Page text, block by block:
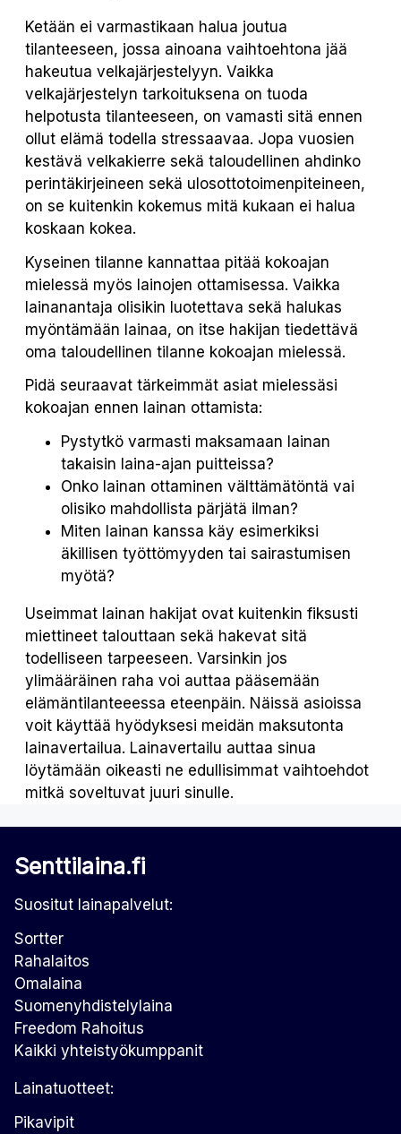
Ketään ei varmastikaan halua joutua
tilanteeseen, jossa ainoana vaihtoehtona jää
hakeutua velkajärjestelyyn. Vaikka
velkajärjestelyn tarkoituksena on tuoda
helpotusta tilanteeseen, on vamasti sitä ennen
ollut elämä todella stressaavaa. Jopa vuosien
kestävä velkakierre sekä taloudellinen ahdinko
perintäkirjeineen sekä ulosottotoimenpiteineen,
on se kuitenkin kokemus mitä kukaan ei halua
koskaan kokea.
Kyseinen tilanne kannattaa pitää kokoajan
mielessä myös lainojen ottamisessa. Vaikka
lainanantaja olisikin luotettava sekä halukas
myöntämään lainaa, on itse hakijan tiedettävä
oma taloudellinen tilanne kokoajan mielessä.
Pidä seuraavat tärkeimmät asiat mielessäsi
kokoajan ennen lainan ottamista:
Pystytkö varmasti maksamaan lainan
takaisin laina-ajan puitteissa?
Onko lainan ottaminen välttämätöntä vai
olisiko mahdollista pärjätä ilman?
Miten lainan kanssa käy esimerkiksi
äkillisen työttömyyden tai sairastumisen
myötä?
Useimmat lainan hakijat ovat kuitenkin fiksusti
miettineet talouttaan sekä hakevat sitä
todelliseen tarpeeseen. Varsinkin jos
ylimääräinen raha voi auttaa pääsemään
elämäntilanteeessa eteenpäin. Näissä asioissa
voit käyttää hyödyksesi meidän maksutonta
lainavertailua. Lainavertailu auttaa sinua
löytämään oikeasti ne edullisimmat vaihtoehdot
mitkä soveltuvat juuri sinulle.
Senttilaina.fi
Suositut lainapalvelut:
Sortter
Rahalaitos
Omalaina
Suomenyhdistelylaina
Freedom Rahoitus
Kaikki yhteistyökumppanit
Lainatuotteet:
Pikavipit